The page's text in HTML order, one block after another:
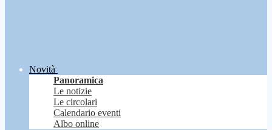
Novità
Panoramica
Le notizie
Le circolari
Calendario eventi
Albo online